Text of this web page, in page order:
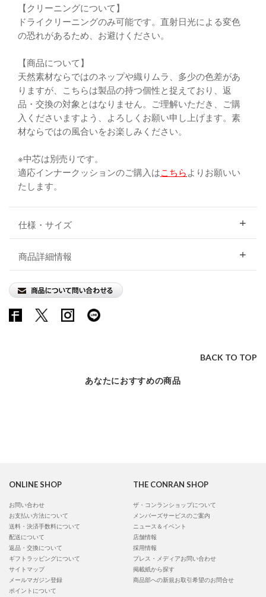
【クリーニングについて】
ドライクリーニングのみ可能です。直射日光による変色
の恐れがあるため、お避けください。
【商品について】
天然素材ならではのネップや織りムラ、多少の色差があ
りますが、こちらは製品の持つ個性と捉えており、返
品・交換の対象とはなりません。ご理解いただき、ご購
入くださいますよう、よろしくお願い申し上げます。素
材ならではの風合いをお楽しみください。
※中芯は別売りです。
適応インナークッションのご購入はこちら よりお願いい
たします。
仕様・サイズ
商品詳細情報
BACK TO TOP
あなたにおすすめの商品
ONLINE SHOP
お問い合わせ
お支払い方法について
送料・決済手数料について
配送について
返品・交換について
ギフトラッピングについて
サイトマップ
メールマガジン登録
ポイントについて
THE CONRAN SHOP
ザ・コンランショップについて
メンバーズサービスのご案内
ニュース＆イベント
店舗情報
採用情報
プレス・メディアお問い合わせ
掲載紙から探す
商品部への新規お取引希望のお問合せ